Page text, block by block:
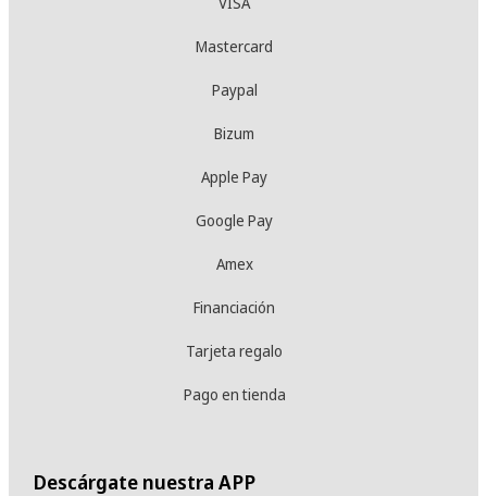
Mastercard
Paypal
Bizum
Apple Pay
Google Pay
Amex
Financiación
Tarjeta regalo
Pago en tienda
Descárgate nuestra APP